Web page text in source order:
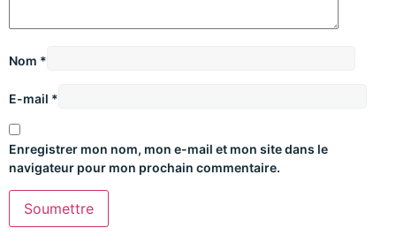
Nom *
E-mail *
Enregistrer mon nom, mon e-mail et mon site dans le
navigateur pour mon prochain commentaire.